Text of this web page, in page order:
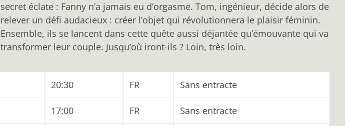
secret éclate : Fanny n’a jamais eu d’orgasme. Tom, ingénieur, décide alors de
relever un défi audacieux : créer l’objet qui révolutionnera le plaisir féminin.
Ensemble, ils se lancent dans cette quête aussi déjantée qu’émouvante qui va
transformer leur couple. Jusqu’où iront-ils ? Loin, très loin.
20:30 FR Sans entracte
17:00 FR Sans entracte